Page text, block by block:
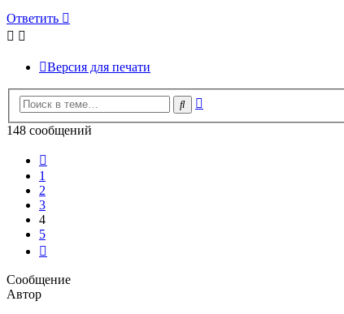
Ответить
Версия для печати
Поиск
148 сообщений
1
2
3
4
5
Сообщение
Автор